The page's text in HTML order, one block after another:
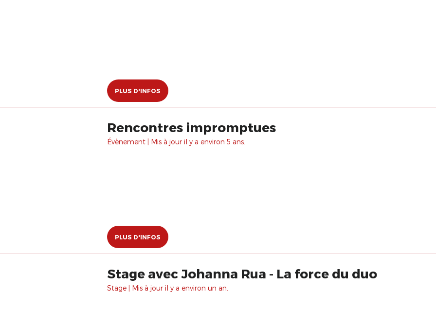
PLUS D'INFOS
Rencontres impromptues
Évènement | Mis à jour il y a environ 5 ans.
PLUS D'INFOS
Stage avec Johanna Rua - La force du duo
Stage | Mis à jour il y a environ un an.